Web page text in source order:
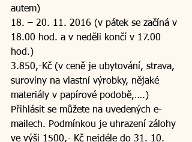
autem)
18. – 20. 11. 2016 (v pátek se začíná v
18.00 hod. a v neděli končí v 17.00
hod.)
3.850,-Kč (v ceně je ubytování, strava,
suroviny na vlastní výrobky, nějaké
materiály v papírové podobě,….)
Přihlásit se můžete na uvedených e-
mailech. Podmínkou je uhrazení zálohy
ve výši 1500,- Kč nejdéle do 31. 10.